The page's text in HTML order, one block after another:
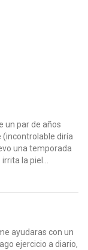
un par de años
diría
una temporada
la piel...
ayudaras con un
ejercicio a diario,